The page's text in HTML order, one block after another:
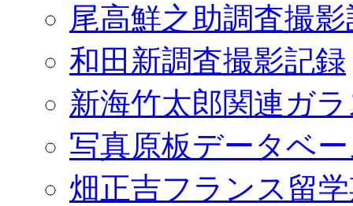
尾高鮮之助調査撮
和田新調査撮影記録
新海竹太郎関連ガ
写真原板データベ
畑正吉フランス留